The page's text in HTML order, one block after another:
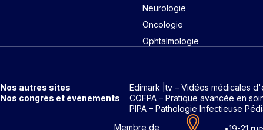
Neurologie
Oncologie
Ophtalmologie
Nos autres sites Edimark |tv – Vidéos médicales
Nos congrès et événements
COFPA – Pratique avancée en
PIPA – Pathologie Infectieuse
Membre de